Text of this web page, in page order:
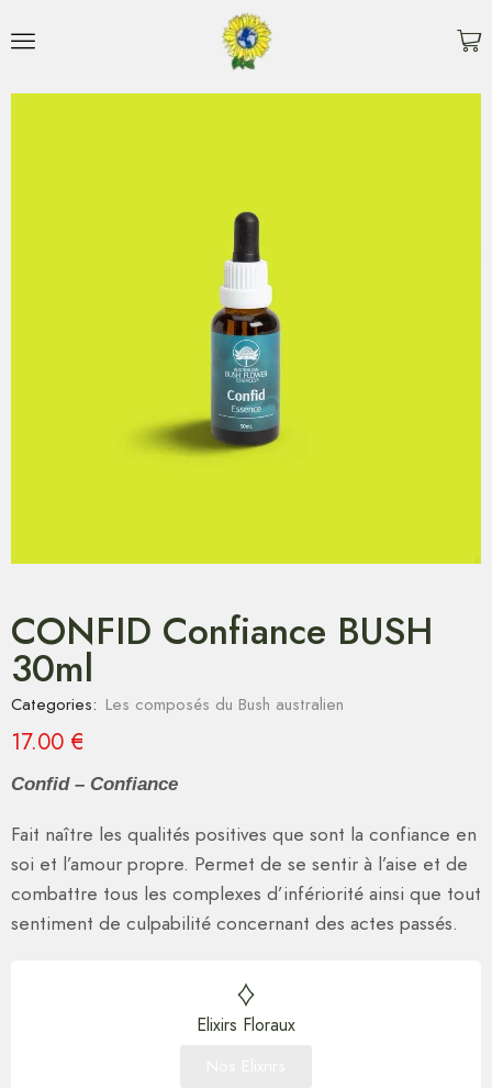
CONFID Confiance BUSH
30ml
Categories: Les composés du Bush australien
17.00 €
Confid – Confiance
Fait naître les qualités positives que sont la confiance en
soi et l’amour propre. Permet de se sentir à l’aise et de
combattre tous les complexes d’infériorité ainsi que tout
sentiment de culpabilité concernant des actes passés.
Elixirs Floraux